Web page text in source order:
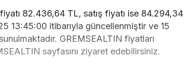
82.436,64 TL, satış fiyatı ise 84.294,34
13:45:00 itibarıyla güncellenmiştir ve 15
GREMSEALTIN fiyatları
sayfasını ziyaret edebilirsiniz.